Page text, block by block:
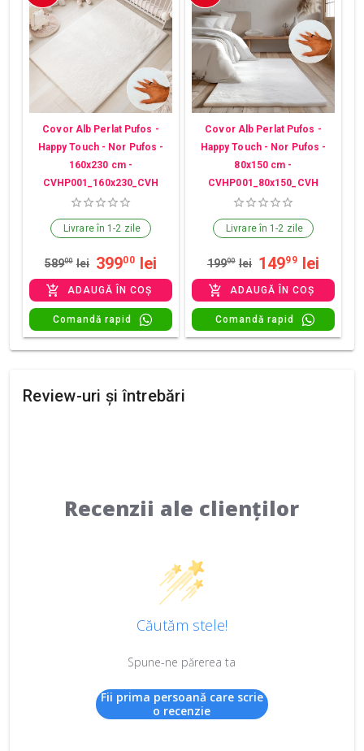
Covor Alb Perlat Pufos -
Happy Touch - Nor Pufos -
160x230 cm -
CVHP001_160x230_CVH
Livrare în 1-2 zile
58900 lei 39900 lei
ADAUGĂ ÎN COȘ
Comandă rapid
Covor Alb Perlat Pufos -
Happy Touch - Nor Pufos -
80x150 cm -
CVHP001_80x150_CVH
Livrare în 1-2 zile
19900 lei 14999 lei
ADAUGĂ ÎN COȘ
Comandă rapid
Review-uri și întrebări
Recenzii ale clienților
Căutăm stele!
Spune-ne părerea ta
Fii prima persoană care scrie
o recenzie